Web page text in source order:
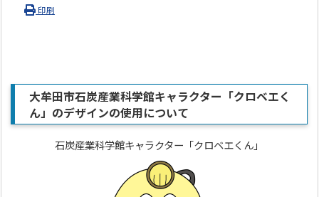
印刷
大牟田市石炭産業科学館キャラクター「クロベエく
ん」のデザインの使用について
石炭産業科学館キャラクター「クロベエくん」